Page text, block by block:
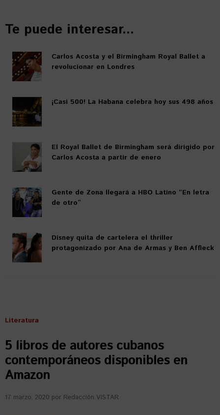
Te puede interesar...
Carlos Acosta y el Birmingham Royal Ballet a
revolucionar en Londres
¡Casi 500! La Habana celebra hoy sus 498 años
El Royal Ballet de Birmingham será dirigido por
Carlos Acosta a partir de enero
Gente de Zona llegará a HBO Latino “En letra
de otro”
Disney quita de cartelera el thriller
protagonizado por Ana de Armas y Ben Affleck
Literatura
5 libros de autores cubanos
contemporáneos disponibles en
Amazon
17 marzo, 2020 por Redacción VISTAR